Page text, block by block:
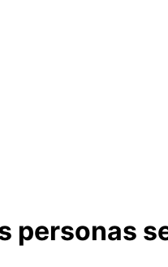
personas